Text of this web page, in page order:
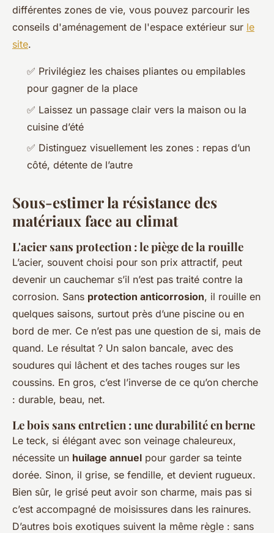
différentes zones de vie, vous pouvez parcourir les
conseils d'aménagement de l'espace extérieur sur le
site.
✅ Privilégiez les chaises pliantes ou empilables
pour gagner de la place
✅ Laissez un passage clair vers la maison ou la
cuisine d’été
✅ Distinguez visuellement les zones : repas d’un
côté, détente de l’autre
Sous-estimer la résistance des
matériaux face au climat
L'acier sans protection : le piège de la rouille
L’acier, souvent choisi pour son prix attractif, peut
devenir un cauchemar s’il n’est pas traité contre la
corrosion. Sans protection anticorrosion, il rouille en
quelques saisons, surtout près d’une piscine ou en
bord de mer. Ce n’est pas une question de si, mais de
quand. Le résultat ? Un salon bancale, avec des
soudures qui lâchent et des taches rouges sur les
coussins. En gros, c’est l’inverse de ce qu’on cherche
: durable, beau, net.
Le bois sans entretien : une durabilité en berne
Le teck, si élégant avec son veinage chaleureux,
nécessite un huilage annuel pour garder sa teinte
dorée. Sinon, il grise, se fendille, et devient rugueux.
Bien sûr, le grisé peut avoir son charme, mais pas si
c’est accompagné de moisissures dans les rainures.
D’autres bois exotiques suivent la même règle : sans